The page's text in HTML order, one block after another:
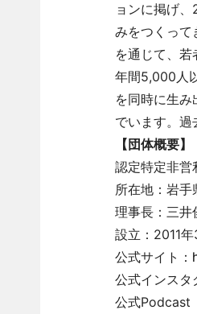
ョンに掲げ
みをつくって
を通じて、
年間5,000人
を同時に生
でいます。過
【団体概要】
認定特定非営
所在地：岩
理事長：三井
設立：2011
公式サイト：
公式インスタ
公式